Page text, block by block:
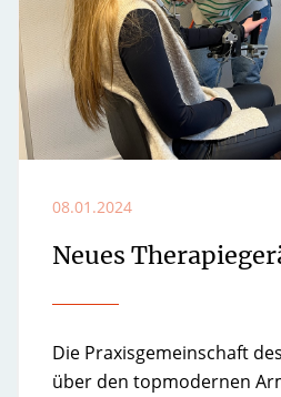
08.01.2024
Neues
Die Praxisgemeinschaft
über den topmodernen